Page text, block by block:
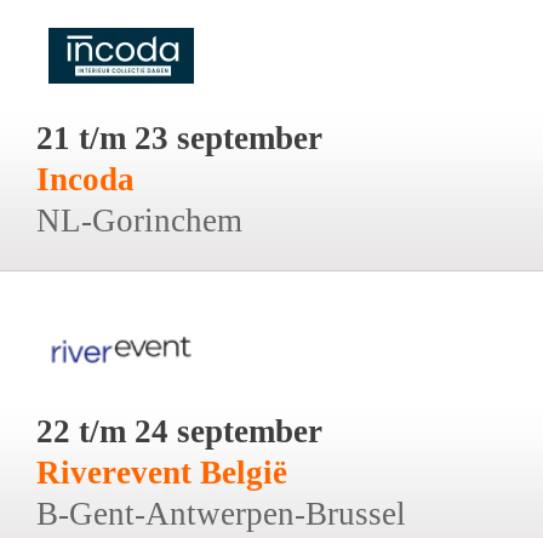
21 t/m 23 september
Incoda
NL-Gorinchem
22 t/m 24 september
Riverevent België
B-Gent-Antwerpen-Brussel